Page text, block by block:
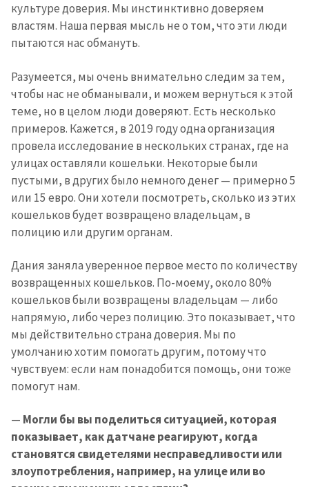
культуре доверия. Мы инстинктивно доверяем
властям. Наша первая мысль не о том, что эти люди
пытаются нас обмануть.
Разумеется, мы очень внимательно следим за тем,
чтобы нас не обманывали, и можем вернуться к этой
теме, но в целом люди доверяют. Есть несколько
примеров. Кажется, в 2019 году одна организация
провела исследование в нескольких странах, где на
улицах оставляли кошельки. Некоторые были
пустыми, в других было немного денег — примерно 5
или 15 евро. Они хотели посмотреть, сколько из этих
кошельков будет возвращено владельцам, в
полицию или другим органам.
Дания заняла уверенное первое место по количеству
возвращенных кошельков. По-моему, около 80%
кошельков были возвращены владельцам — либо
напрямую, либо через полицию. Это показывает, что
мы действительно страна доверия. Мы по
умолчанию хотим помогать другим, потому что
чувствуем: если нам понадобится помощь, они тоже
помогут нам.
— Могли бы вы поделиться ситуацией, которая
показывает, как датчане реагируют, когда
становятся свидетелями несправедливости или
злоупотребления, например, на улице или во